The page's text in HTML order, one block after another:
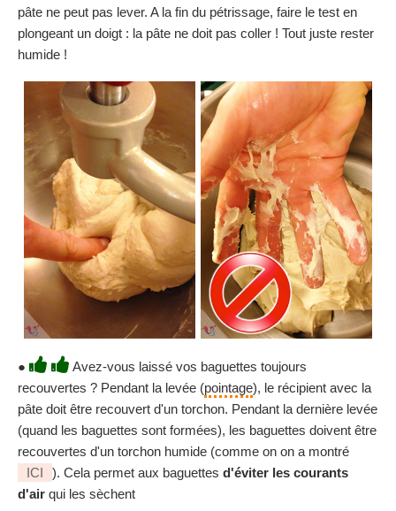
pâte ne peut pas lever. A la fin du pétrissage, faire le test en
plongeant un doigt : la pâte ne doit pas coller ! Tout juste rester
humide !
●
Avez-vous laissé vos baguettes toujours
recouvertes ? Pendant la levée (pointage), le récipient avec la
pâte doit être recouvert d'un torchon. Pendant la dernière levée
(quand les baguettes sont formées), les baguettes doivent être
recouvertes d'un torchon humide (comme on on a montré
ICI
). Cela permet aux baguettes d'éviter les courants
d'air qui les sèchent